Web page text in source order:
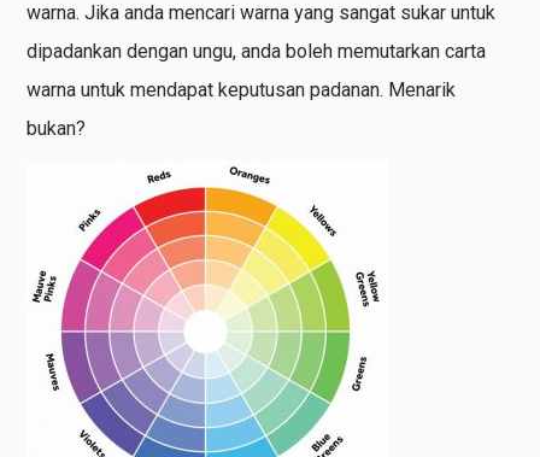
warna. Jika anda mencari warna yang sangat sukar untuk
dipadankan dengan ungu, anda boleh memutarkan carta
warna untuk mendapat keputusan padanan. Menarik
bukan?